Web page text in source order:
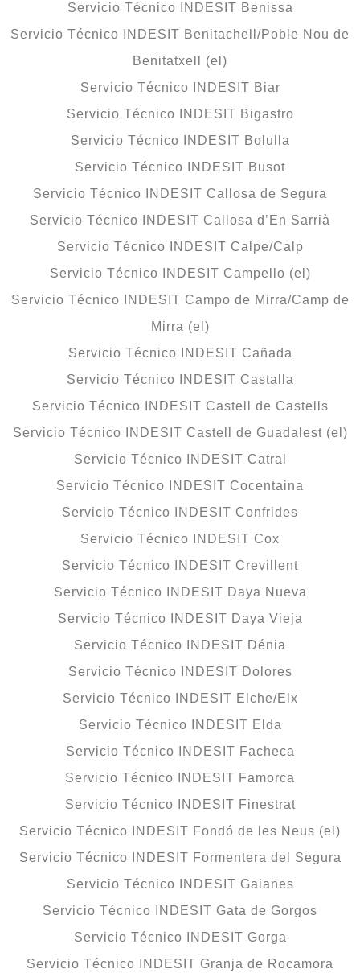
Servicio Técnico INDESIT Benissa
Servicio Técnico INDESIT Benitachell/Poble Nou de
Benitatxell (el)
Servicio Técnico INDESIT Biar
Servicio Técnico INDESIT Bigastro
Servicio Técnico INDESIT Bolulla
Servicio Técnico INDESIT Busot
Servicio Técnico INDESIT Callosa de Segura
Servicio Técnico INDESIT Callosa d’En Sarrià
Servicio Técnico INDESIT Calpe/Calp
Servicio Técnico INDESIT Campello (el)
Servicio Técnico INDESIT Campo de Mirra/Camp de
Mirra (el)
Servicio Técnico INDESIT Cañada
Servicio Técnico INDESIT Castalla
Servicio Técnico INDESIT Castell de Castells
Servicio Técnico INDESIT Castell de Guadalest (el)
Servicio Técnico INDESIT Catral
Servicio Técnico INDESIT Cocentaina
Servicio Técnico INDESIT Confrides
Servicio Técnico INDESIT Cox
Servicio Técnico INDESIT Crevillent
Servicio Técnico INDESIT Daya Nueva
Servicio Técnico INDESIT Daya Vieja
Servicio Técnico INDESIT Dénia
Servicio Técnico INDESIT Dolores
Servicio Técnico INDESIT Elche/Elx
Servicio Técnico INDESIT Elda
Servicio Técnico INDESIT Facheca
Servicio Técnico INDESIT Famorca
Servicio Técnico INDESIT Finestrat
Servicio Técnico INDESIT Fondó de les Neus (el)
Servicio Técnico INDESIT Formentera del Segura
Servicio Técnico INDESIT Gaianes
Servicio Técnico INDESIT Gata de Gorgos
Servicio Técnico INDESIT Gorga
Servicio Técnico INDESIT Granja de Rocamora